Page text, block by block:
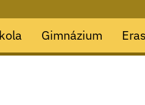
Gimnázium